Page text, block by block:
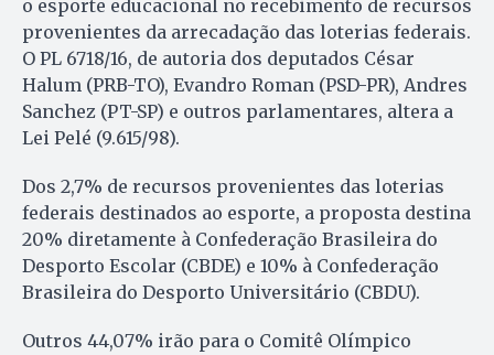
o esporte educacional no recebimento de recursos
provenientes da arrecadação das loterias federais.
O PL 6718/16, de autoria dos deputados César
Halum (PRB-TO), Evandro Roman (PSD-PR), Andres
Sanchez (PT-SP) e outros parlamentares, altera a
Lei Pelé (9.615/98).
Dos 2,7% de recursos provenientes das loterias
federais destinados ao esporte, a proposta destina
20% diretamente à Confederação Brasileira do
Desporto Escolar (CBDE) e 10% à Confederação
Brasileira do Desporto Universitário (CBDU).
Outros 44,07% irão para o Comitê Olímpico